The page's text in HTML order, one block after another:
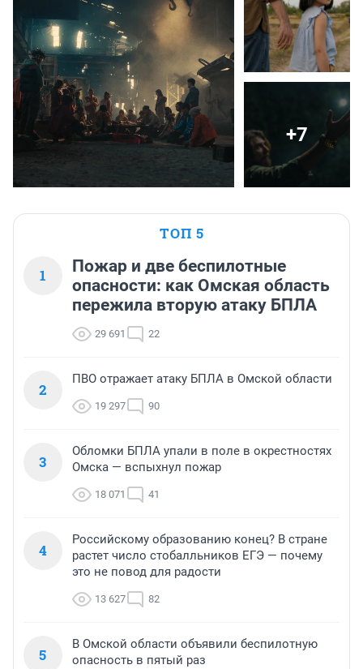
+7
ТОП 5
1
Пожар и две беспилотные
опасности: как Омская область
пережила вторую атаку БПЛА
29 691 22
2
ПВО отражает атаку БПЛА в Омской области
19 297 90
3
Обломки БПЛА упали в поле в окрестностях
Омска — вспыхнул пожар
18 071 41
4
Российскому образованию конец? В стране
растет число стобалльников ЕГЭ — почему
это не повод для радости
13 627 82
5
В Омской области объявили беспилотную
опасность в пятый раз